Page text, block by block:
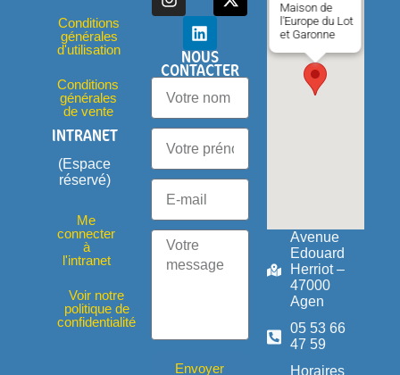
Conditions
générales
d'utilisation
Conditions
générales
de vente
INTRANET
(Espace
réservé)
Me
connecter
à
l'intranet
Voir notre
politique de
confidentialité
NOUS
CONTACTER
Envoyer
Maison de
l'Europe du Lot
et Garonne
Avenue
Edouard
Herriot –
47000
Agen
05 53 66
47 59
Horaires